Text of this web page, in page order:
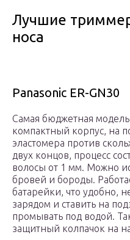
Лучшие
носа
Panasonic ER-GN30
Самая бюджетная
компактный корпус, на
эластомера против
двух концов, процесс
волосы от 1 мм. Можно
бровей и бороды.
батарейки, что удобно,
зарядом и ставить на
промывать под водой.
защитный колпачок на